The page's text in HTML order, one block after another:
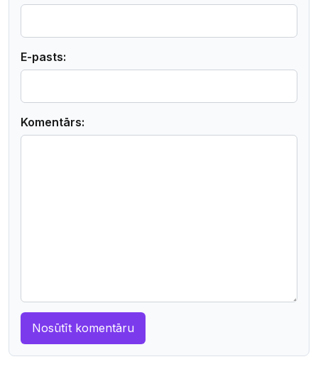
E-pasts:
Komentārs: